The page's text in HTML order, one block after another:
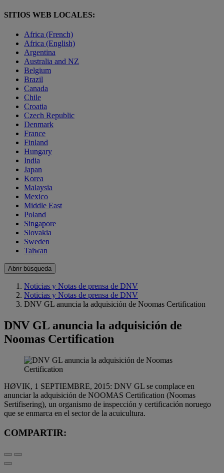
SITIOS WEB LOCALES:
Africa (French)
Africa (English)
Argentina
Australia and NZ
Belgium
Brazil
Canada
Chile
Croatia
Czech Republic
Denmark
France
Finland
Hungary
India
Japan
Korea
Malaysia
Mexico
Middle East
Poland
Singapore
Slovakia
Sweden
Taiwan
Abrir búsqueda
Noticias y Notas de prensa de DNV
Noticias y Notas de prensa de DNV
DNV GL anuncia la adquisición de Noomas Certification
DNV GL anuncia la adquisición de
Noomas Certification
HØVIK, 1 SEPTIEMBRE, 2015: DNV GL se complace en
anunciar la adquisición de NOOMAS Certification (Noomas
Sertifisering), un organismo de inspección y certificación noruego
que se enmarca en el sector de la acuicultura.
COMPARTIR: